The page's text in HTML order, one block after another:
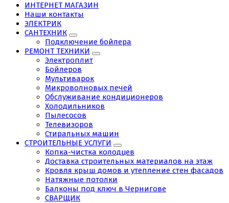
ИНТЕРНЕТ МАГАЗИН
Наши контакты
ЭЛЕКТРИК
САНТЕХНИК
Подключение бойлера
РЕМОНТ ТЕХНИКИ
Электроплит
Бойлеров
Мультиварок
Микроволновых печей
Обслуживание кондиционеров
Холодильников
Пылесосов
Телевизоров
Стиральных машин
СТРОИТЕЛЬНЫЕ УСЛУГИ
Копка-чистка колодцев
Доставка строительных материалов на этаж
Кровля крыш домов и утепление стен фасадов
Натяжные потолки
Балконы под ключ в Чернигове
СВАРЩИК